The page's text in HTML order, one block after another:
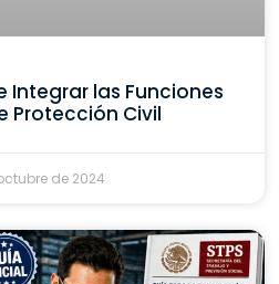
Integrar las Funciones
Protección Civil
de 2024